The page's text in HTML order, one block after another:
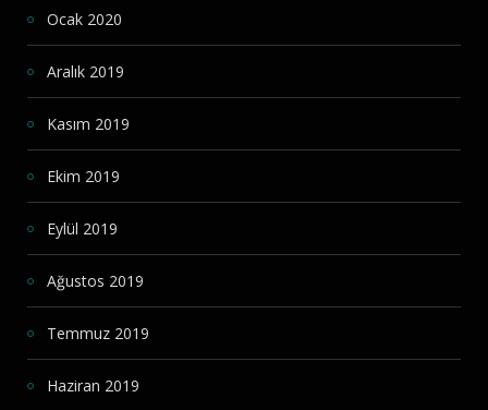
Ocak 2020
Aralık 2019
Kasım 2019
Ekim 2019
Eylül 2019
Ağustos 2019
Temmuz 2019
Haziran 2019